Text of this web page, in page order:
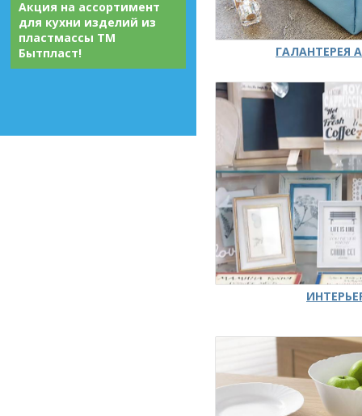
Акция на ассортимент
для кухни изделий из
пластмассы ТМ
Бытпласт!
ГАЛАНТЕРЕЯ